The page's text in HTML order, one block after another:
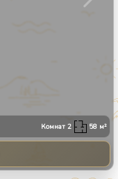
Комнат2 58 м²